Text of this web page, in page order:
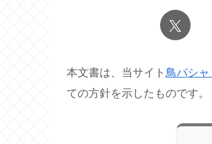
本文書は、当サイト 鳥パシャ
ての方針を示したものです。